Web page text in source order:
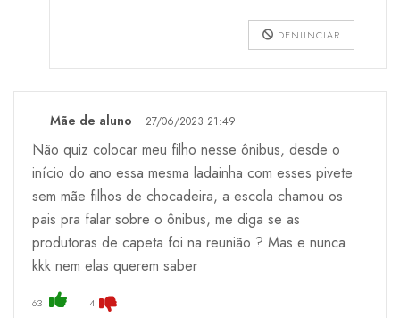
DENUNCIAR
Mãe de aluno 27/06/2023 21:49
Não quiz colocar meu filho nesse ônibus, desde o
início do ano essa mesma ladainha com esses pivete
sem mãe filhos de chocadeira, a escola chamou os
pais pra falar sobre o ônibus, me diga se as
produtoras de capeta foi na reunião ? Mas e nunca
kkk nem elas querem saber
63 4